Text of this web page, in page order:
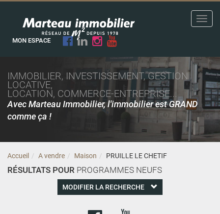
MON ESPACE
IMMOBILIER, INVESTISSEMENT, GESTION
LOCATIVE,
LOCATION, COMMERCE-ENTREPRISE...
Avec Marteau Immobilier, l'immobilier est GRAND
comme ça !
Accueil A vendre Maison PRUILLE LE CHETIF
RÉSULTATS POUR PROGRAMMES NEUFS
MODIFIER LA RECHERCHE